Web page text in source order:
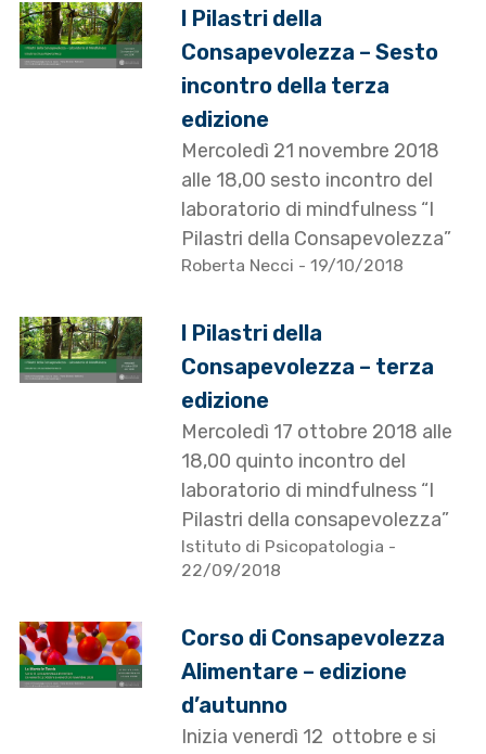
I Pilastri della
Consapevolezza – Sesto
incontro della terza
edizione
Mercoledì 21 novembre 2018
alle 18,00 sesto incontro del
laboratorio di mindfulness “I
Pilastri della Consapevolezza”
Roberta Necci - 19/10/2018
I Pilastri della
Consapevolezza – terza
edizione
Mercoledì 17 ottobre 2018 alle
18,00 quinto incontro del
laboratorio di mindfulness “I
Pilastri della consapevolezza”
Istituto di Psicopatologia -
22/09/2018
Corso di Consapevolezza
Alimentare – edizione
d’autunno
Inizia venerdì 12 ottobre e si